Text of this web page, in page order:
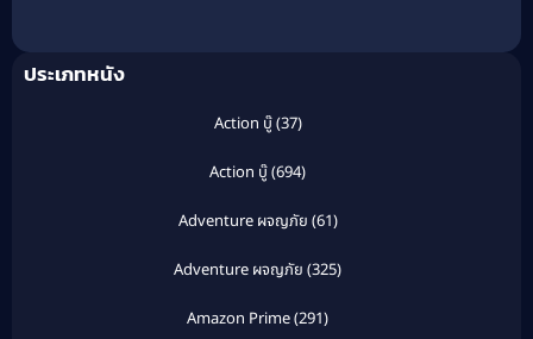
ประเภทหนัง
Action บู๊(37)
Action บู๊(694)
Adventure ผจญภัย (61)
Adventure ผจญภัย (325)
Amazon Prime(291)